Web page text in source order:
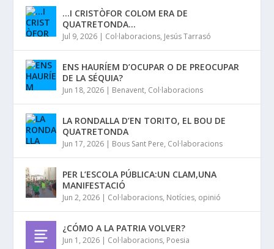
…I CRISTÒFOR COLOM ERA DE
QUATRETONDA…
Jul 9, 2026 | Col·laboracions, Jesús Tarrasó
ENS HAURÍEM D’OCUPAR O DE PREOCUPAR
DE LA SÉQUIA?
Jun 18, 2026 | Benavent, Col·laboracions
LA RONDALLA D’EN TORITO, EL BOU DE
QUATRETONDA
Jun 17, 2026 | Bous Sant Pere, Col·laboracions
PER L’ESCOLA PÚBLICA:UN CLAM,UNA
MANIFESTACIÓ
Jun 2, 2026 | Col·laboracions, Notícies, opinió
¿CÓMO A LA PATRIA VOLVER?
Jun 1, 2026 | Col·laboracions, Poesia